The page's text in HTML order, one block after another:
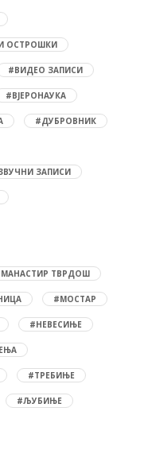
ОСТРОШКИ
#ВИДЕО ЗАПИСИ
#ВЈЕРОНАУКА
#ДУБРОВНИК
ЗАПИСИ
ТВРДОШ
#МОСТАР
#НЕВЕСИЊЕ
#ТРЕБИЊЕ
#ЉУБИЊЕ